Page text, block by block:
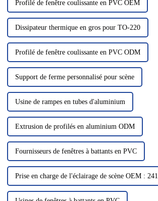
Profilé de fenêtre coulissante en PVC OEM
Dissipateur thermique en gros pour TO-220
Profilé de fenêtre coulissante en PVC ODM
Support de ferme personnalisé pour scène
Usine de rampes en tubes d'aluminium
Extrusion de profilés en aluminium ODM
Fournisseurs de fenêtres à battants en PVC
Prise en charge de l'éclairage de scène OEM : 241